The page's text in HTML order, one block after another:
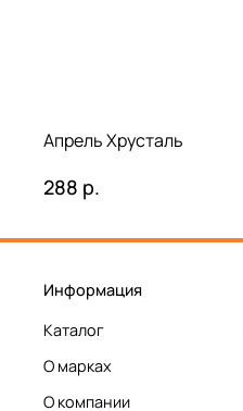
Апрель Хрусталь
288 р.
Информация
Каталог
О марках
О компании